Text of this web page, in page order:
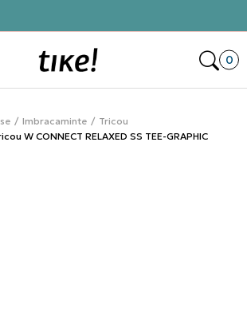
0
Imbracaminte
Tricou
W CONNECT RELAXED SS TEE-GRAPHIC